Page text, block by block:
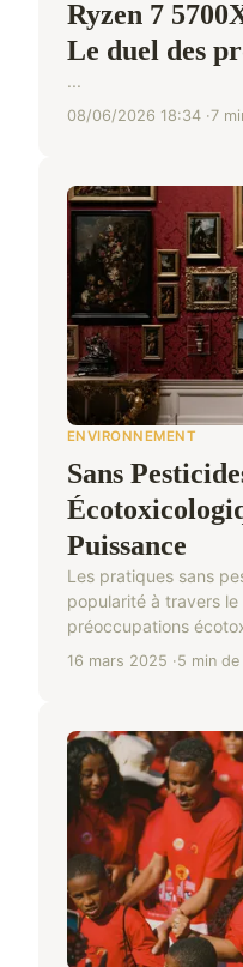
Ryzen 7
Le duel des
...
08/06/2026 18:34 7
ENVIRONNEMENT
Sans
Puissance
Les pratiques sans
popularité à travers
préoccupations
16 mars 2025 5 min